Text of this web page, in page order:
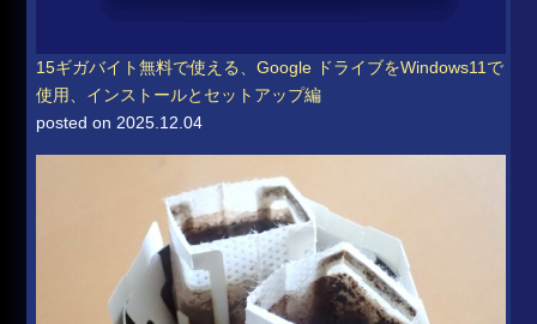
15ギガバイト無料で使える、Google ドライブをWindows11で
使用、インストールとセットアップ編
posted on 2025.12.04